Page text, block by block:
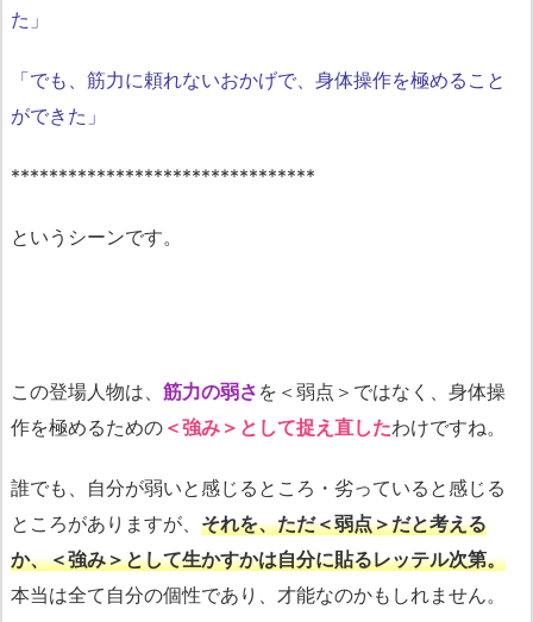
た」
「でも、筋力に頼れないおかげで、身体操作を極めること
ができた」
********************************
というシーンです。
この登場人物は、 筋力の弱さ を＜弱点＞ではなく、身体操
作を極めるための ＜強み＞として捉え直したわけですね。
誰でも、自分が弱いと感じるところ・劣っていると感じる
ところがありますが、 それを、ただ＜弱点＞だと考える
か、＜強み＞として生かすかは自分に貼るレッテル次第。
本当は全て自分の個性であり、才能なのかもしれません。